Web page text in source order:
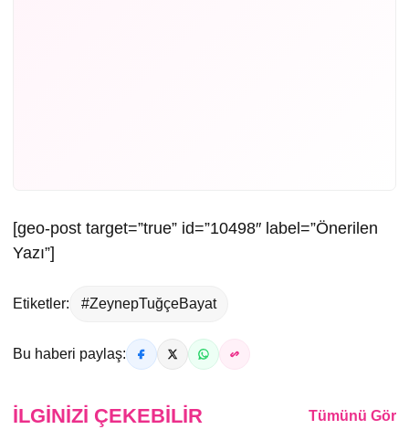
[geo-post target=”true” id=”10498″ label=”Önerilen
Yazı”]
Etiketler: #ZeynepTuğçeBayat
Bu haberi paylaş:
İLGINIZI ÇEKEBILIR Tümünü Gör